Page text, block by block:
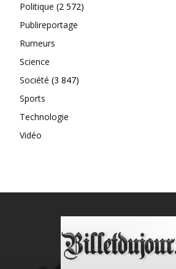
Politique (2 572)
Publireportage
Rumeurs
Science
Société (3 847)
Sports
Technologie
Vidéo